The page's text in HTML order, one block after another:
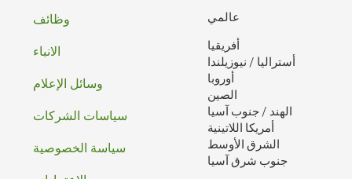
عالمي
أفريقيا
أستراليا / نيوزيلندا
أوروبا
الصين
الهند / جنوب آسيا
أمريكا اللاتينية
الشرق الأوسط
جنوب شرق آسيا
تذييل
الصفحه
وظائف
الانباء
وسائل الإعلام
سياسات الشركات
سياسة الخصوصية